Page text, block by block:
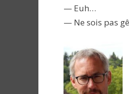
— Euh…
— Ne sois pas